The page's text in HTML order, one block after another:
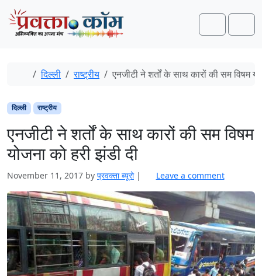
Skip to content
Skip to footer
Search
Home
दिल्ली राष्ट्रीय एनजीटी ने शर्तों के साथ कारों की सम विषम
दिल्ली राष्ट्रीय
एनजीटी ने शर्तों के साथ कारों की सम विषम
योजना को हरी झंडी दी
November 11, 2017 by प्रवक्‍ता ब्यूरो | Leave a comment